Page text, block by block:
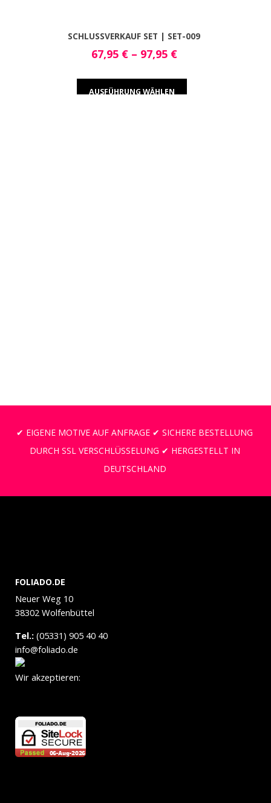
SCHLUSSVERKAUF SET | SET-009
67,95 €– 97,95 €
AUSFÜHRUNG WÄHLEN
✔ EIGENE MOTIVE AUF ANFRAGE ✔ SICHERE BESTELLUNG
DURCH SSL VERSCHLÜSSELUNG ✔ HERGESTELLT IN
DEUTSCHLAND
FOLIADO.DE
Neuer Weg 10
38302 Wolfenbüttel
Tel.: (05331) 905 40 40
info@foliado.de
Wir akzeptieren: